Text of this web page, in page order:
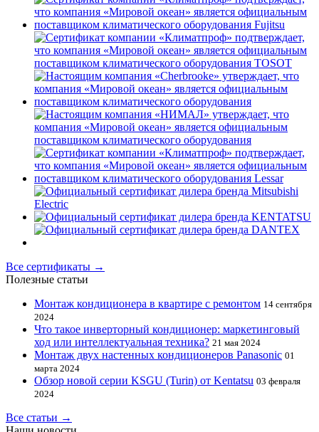
Все сертификаты →
Полезные статьи
Монтаж кондиционера в квартире с ремонтом 14 сентября
2024
Что такое инверторный кондиционер: маркетинговый
ход или интеллектуальная техника? 21 мая 2024
Монтаж двух настенных кондиционеров Panasonic 01
марта 2024
Обзор новой серии KSGU (Turin) от Kentatsu 03 февраля
2024
Все статьи →